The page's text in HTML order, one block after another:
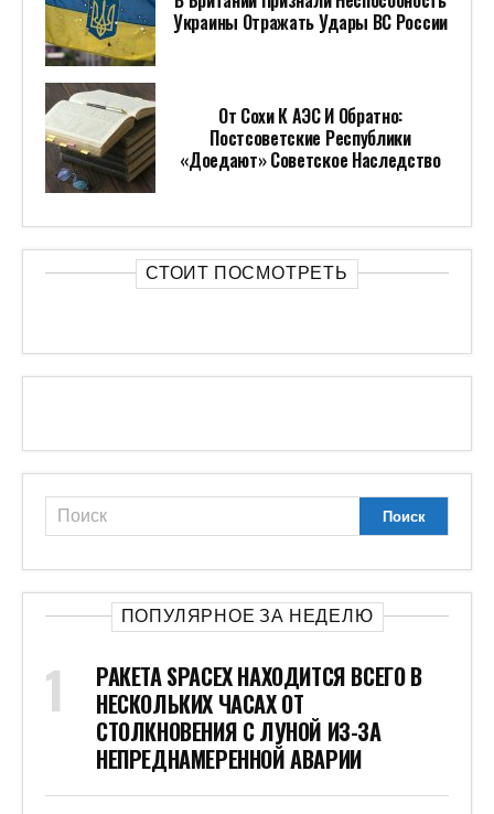
Украины Отражать Удары ВС России
От Сохи К АЭС И Обратно:
Постсоветские Республики
«доедают» Советское Наследство
СТОИТ ПОСМОТРЕТЬ
ПОПУЛЯРНОЕ ЗА НЕДЕЛЮ
РАКЕТА SPACEX НАХОДИТСЯ ВСЕГО В
НЕСКОЛЬКИХ ЧАСАХ ОТ
СТОЛКНОВЕНИЯ С ЛУНОЙ ИЗ-ЗА
НЕПРЕДНАМЕРЕННОЙ АВАРИИ